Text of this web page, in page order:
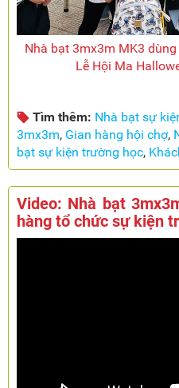
Nhà bạt 3mx3m MK3
Lễ Hội Ma
Tìm thêm: Nhà bạt sự
3mx3m, Gian hàng hội chợ,
bạt sự kiện trường học,
Video: Nhà bạt
hàng tổ chức sự kiện